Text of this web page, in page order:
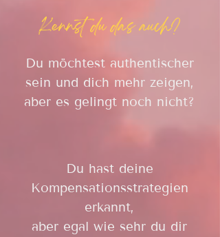
Kennst du das auch?
Du möchtest authentischer
sein und dich mehr zeigen,
aber es gelingt noch nicht?
Du hast deine
Kompensationsstrategien
erkannt,
aber egal wie sehr du dir